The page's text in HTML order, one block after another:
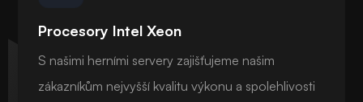
Procesory Intel Xeon
S našimi herními servery zajišťujeme našim
zákazníkům nejvyšší kvalitu výkonu a spolehlivosti